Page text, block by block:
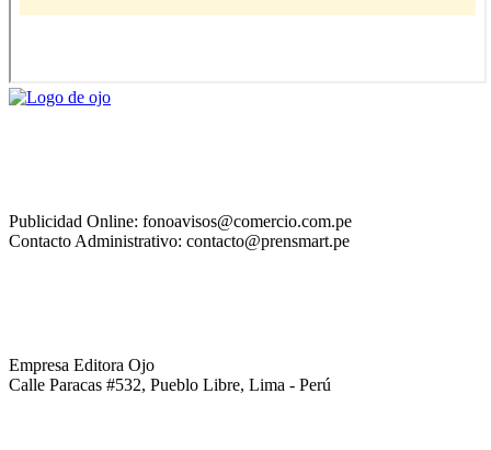
Publicidad Online: fonoavisos@comercio.com.pe
Contacto Administrativo: contacto@prensmart.pe
Empresa Editora Ojo
Calle Paracas #532, Pueblo Libre, Lima - Perú